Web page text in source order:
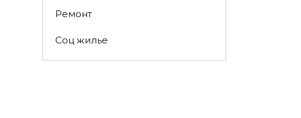
Ремонт
Соц жилье